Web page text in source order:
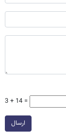
3 + 14 =
ارسال